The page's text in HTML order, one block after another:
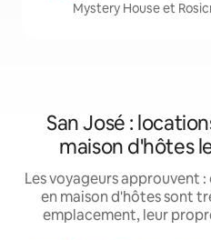
Mystery House et
San José :
maison d'hôtes
Les voyageurs approuvent
en maison d'hôtes sont
emplacement, leur